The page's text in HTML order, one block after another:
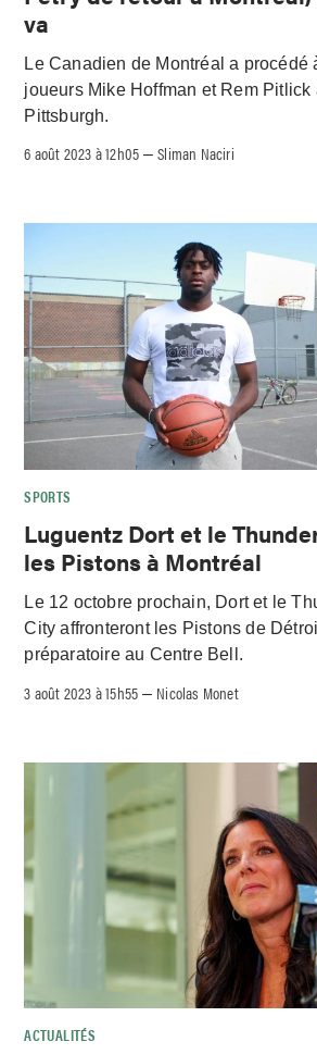
va
Le Canadien de Montréal a procédé
joueurs Mike Hoffman et Rem
Pittsburgh.
6 août 2023 à 12h05 –Sliman Naciri
SPORTS
Luguentz Dort et le
les Pistons à Montréal
Le 12 octobre prochain, Dort et le
City affronteront les Pistons de
préparatoire au Centre Bell.
3 août 2023 à 15h55 – Nicolas Monet
ACTUALITÉS